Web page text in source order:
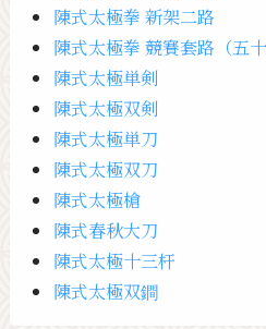
陳式太極拳 新架二路
陳式太極拳 競賽套路（五十
陳式太極単剣
陳式太極双剣
陳式太極単刀
陳式太極双刀
陳式太極槍
陳式春秋大刀
陳式太極十三杆
陳式太極双鐧